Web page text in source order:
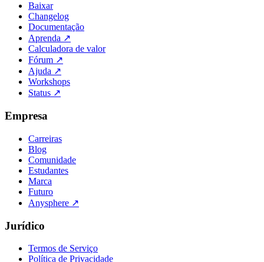
Baixar
Changelog
Documentação
Aprenda ↗
Calculadora de valor
Fórum ↗
Ajuda ↗
Workshops
Status ↗
Empresa
Carreiras
Blog
Comunidade
Estudantes
Marca
Futuro
Anysphere ↗
Jurídico
Termos de Serviço
Política de Privacidade